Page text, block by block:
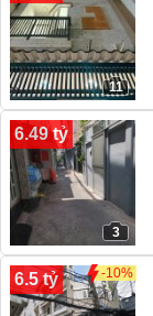
11
6.49 tỷ
3
6.5 tỷ -10%